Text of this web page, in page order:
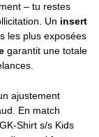
– tu restes
Un insert
les plus exposées
garantit une totale
ajustement
En match
Shirt s/s Kids